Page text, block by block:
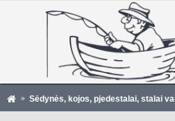
Sėdynės, kojos, pjedestalai, stalai